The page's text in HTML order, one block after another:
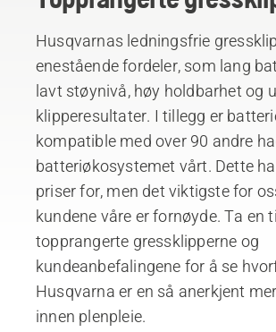
Husqvarnas ledningsfrie
enestående fordeler, som lang
lavt støynivå, høy holdbarhet og
klipperesultater. I tillegg er
kompatible med over 90 andre
batteriøkosystemet vårt. Dette
priser for, men det viktigste for
kundene våre er fornøyde. Ta en
topprangerte gressklipperne og
kundeanbefalingene for å se
Husqvarna er en så anerkjent
innen plenpleie.